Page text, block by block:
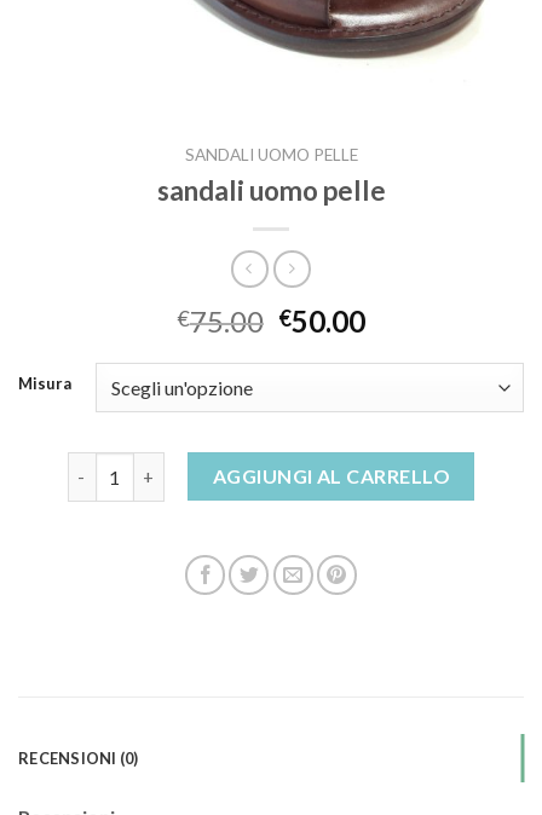
SANDALI UOMO PELLE
sandali uomo pelle
€75.00 €50.00
Misura
sandali uomo pelle quantitàAGGIUNGI AL CARRELLO
RECENSIONI (0)